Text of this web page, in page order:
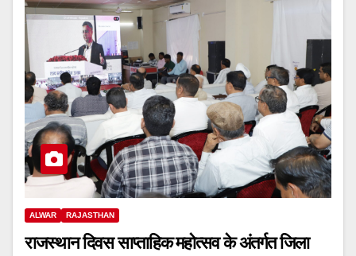
ALWAR RAJASTHAN
राजस्थान दिवस साप्ताहिक महोत्सव के अंतर्गत जिला